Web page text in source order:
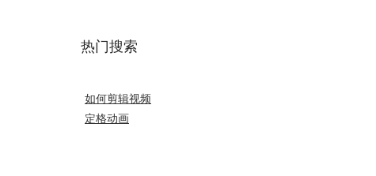
热门搜索
如何剪辑视频
定格动画